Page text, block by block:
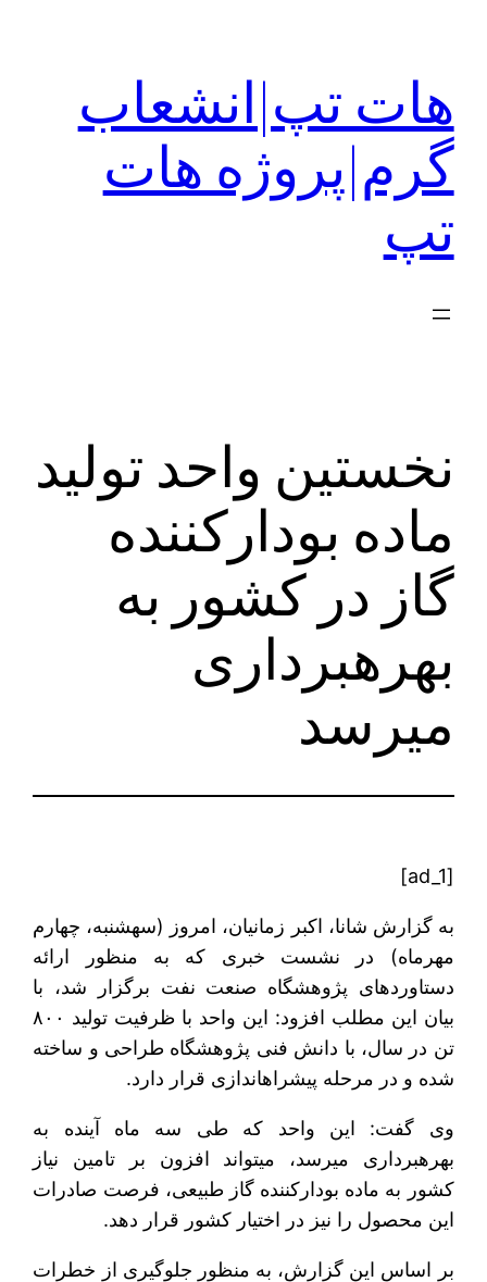
هات تپ|انشعاب
گرم|پروژه هات
تپ
نخستین واحد تولید
ماده بودارکننده
گاز در کشور به
بهره‎برداری
می‎رسد
[ad_1]
به گزارش شانا، اکبر زمانیان، امروز (سه‎شنبه، چهارم
مهرماه) در نشست خبری که به منظور ارائه
دستاوردهای پژوهشگاه صنعت نفت برگزار شد، با
بیان این مطلب افزود: این واحد با ظرفیت تولید ۸۰۰
تن در سال، با دانش فنی پژوهشگاه طراحی و ساخته
شده و در مرحله پیش‎راه‎اندازی قرار دارد.
وی گفت: این واحد که طی سه ماه آینده به
بهره‎برداری می‏رسد، می‎تواند افزون بر تامین نیاز
کشور به ماده بودارکننده گاز طبیعی، فرصت صادرات
این محصول را نیز در اختیار کشور قرار دهد.
بر اساس این گزارش، به منظور جلوگیری از خطرات